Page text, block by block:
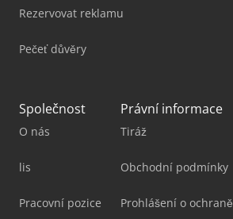
Rezervovat reklamu
Pečeť důvěry
Společnost
O nás
lis
Pracovní pozice
Právní informace
Tiráž
Obchodní podmínky
Prohlášení o